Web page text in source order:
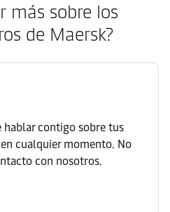
más sobre los
de Maersk?
hablar contigo sobre tus
cualquier momento. No
con nosotros.